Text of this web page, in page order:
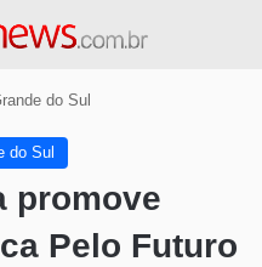
do Sul
do Sul
promove
Pelo Futuro